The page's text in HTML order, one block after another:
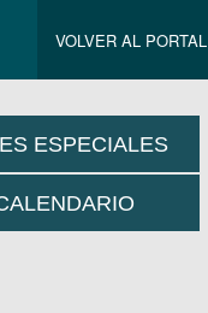
VOLVER AL PORTAL
ESPECIALES